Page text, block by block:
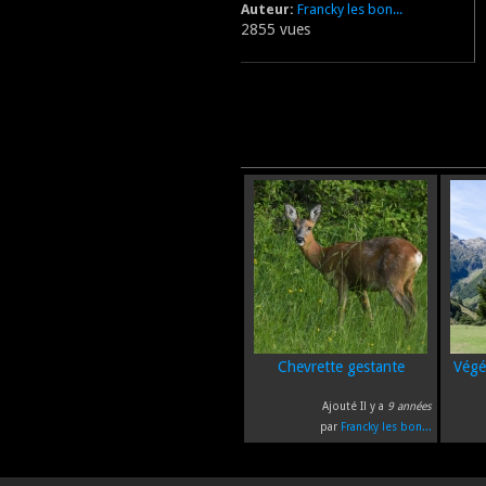
Auteur: Francky les bon...
2855 vues
Chevrette gestante
Ajouté Il y a 9 années
par Francky les bon...